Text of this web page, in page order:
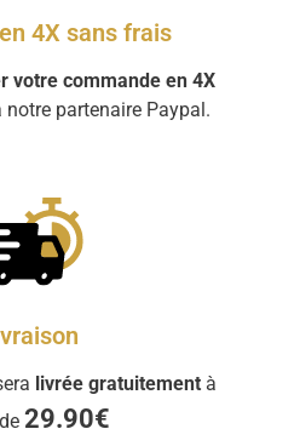
4X sans frais
votre commande en 4X
notre partenaire Paypal.
livrée gratuitement à
29.90€